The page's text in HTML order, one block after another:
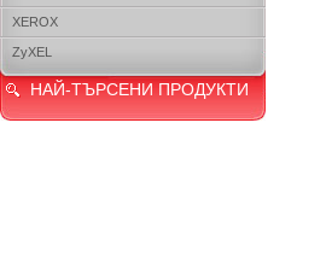
XEROX
ZyXEL
НАЙ-ТЪРСЕНИ ПРОДУКТИ